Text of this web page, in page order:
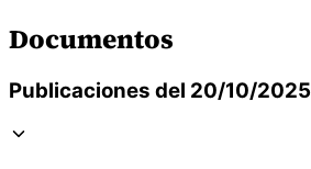
Documentos
Publicaciones del 20/10/2025